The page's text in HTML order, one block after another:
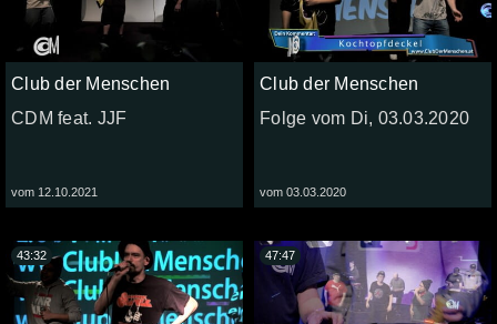
Club der Menschen
CDM feat. JJF
vom 12.10.2021
Club der Menschen
Folge vom Di, 03.03.2020
vom 03.03.2020
43:32 47:47